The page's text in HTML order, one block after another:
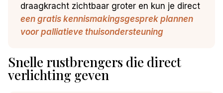
draagkracht zichtbaar groter en kun je direct
een gratis kennismakingsgesprek plannen
voor palliatieve thuisondersteuning
Snelle rustbrengers die direct
verlichting geven